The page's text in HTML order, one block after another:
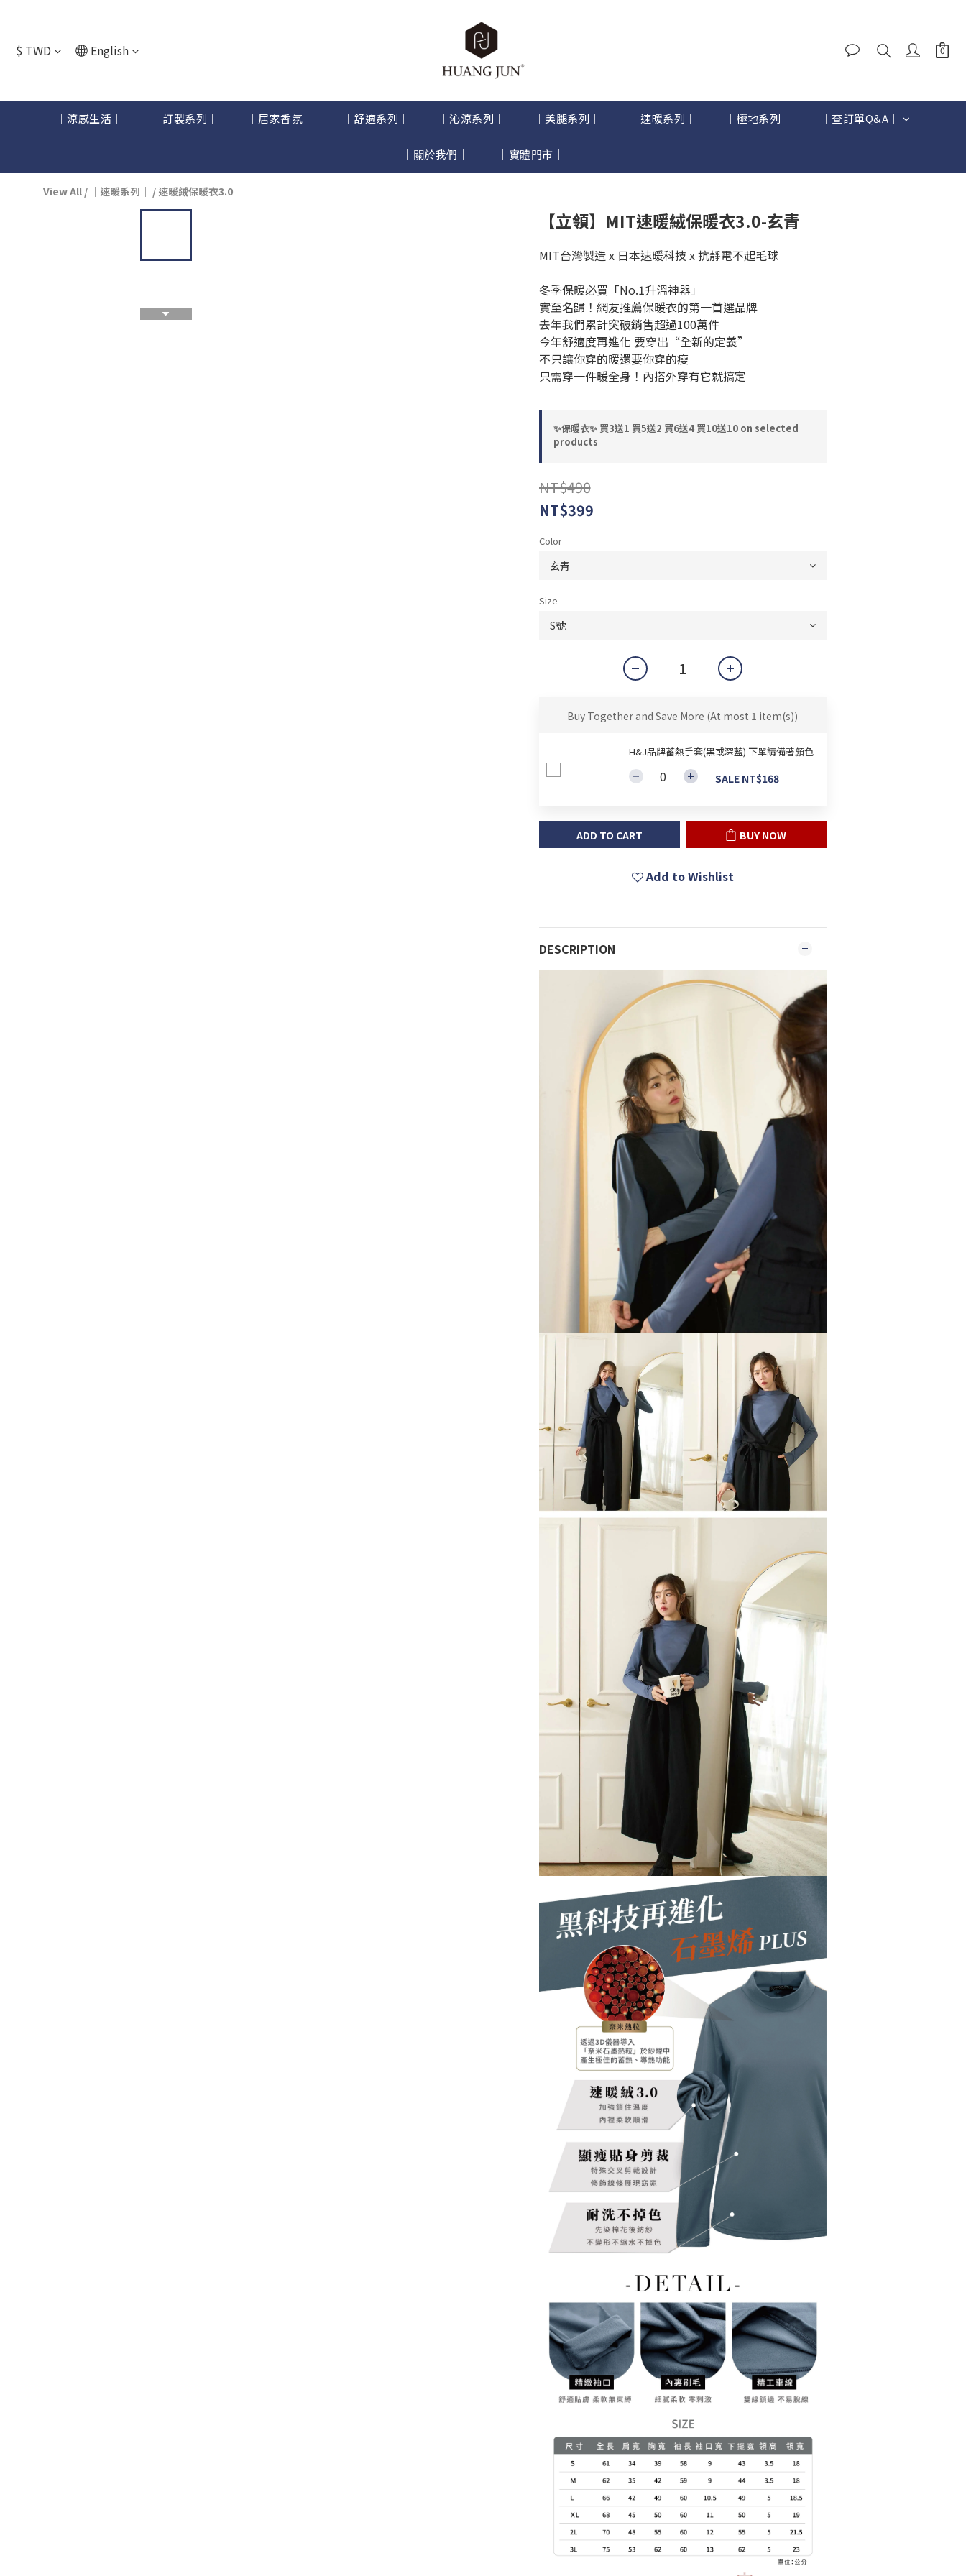
$ TWD English
｜涼感生活｜ ｜訂製系列｜ ｜居家香氛｜ ｜舒適系列｜ ｜沁涼系列｜ ｜美腿系列｜ ｜速暖系列｜ ｜極地系列｜ ｜查訂單Q&A｜
｜關於我們｜ ｜實體門市｜
View All / ｜速暖系列｜ / 速暖絨保暖衣3.0
【立領】MIT速暖絨保暖衣3.0-玄青
MIT台灣製造 x 日本速暖科技 x 抗靜電不起毛球
冬季保暖必買「No.1升溫神器」
實至名歸！網友推薦保暖衣的第一首選品牌
去年我們累計突破銷售超過100萬件
今年舒適度再進化 要穿出“全新的定義”
不只讓你穿的暖還要你穿的瘦
只需穿一件暖全身！內搭外穿有它就搞定
✨保暖衣✨ 買3送1 買5送2 買6送4 買10送10 on selected
products
NT$490
NT$399
Color
Size
Buy Together and Save More (At most 1 item(s))
H&J品牌蓄熱手套(黑或深藍) 下單請備著顏色
SALE NT$168
ADD TO CART BUY NOW
Add to Wishlist
DESCRIPTION